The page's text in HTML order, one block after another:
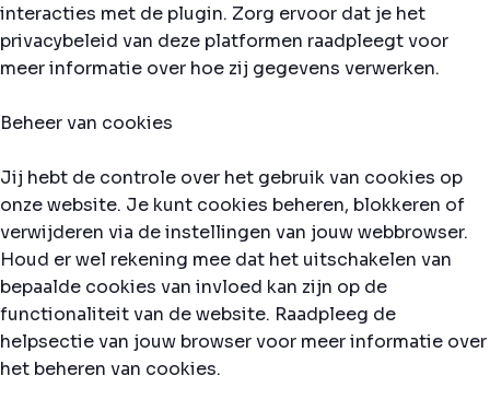
interacties met de plugin. Zorg ervoor dat je het
privacybeleid van deze platformen raadpleegt voor
meer informatie over hoe zij gegevens verwerken.
Beheer van cookies
Jij hebt de controle over het gebruik van cookies op
onze website. Je kunt cookies beheren, blokkeren of
verwijderen via de instellingen van jouw webbrowser.
Houd er wel rekening mee dat het uitschakelen van
bepaalde cookies van invloed kan zijn op de
functionaliteit van de website. Raadpleeg de
helpsectie van jouw browser voor meer informatie over
het beheren van cookies.